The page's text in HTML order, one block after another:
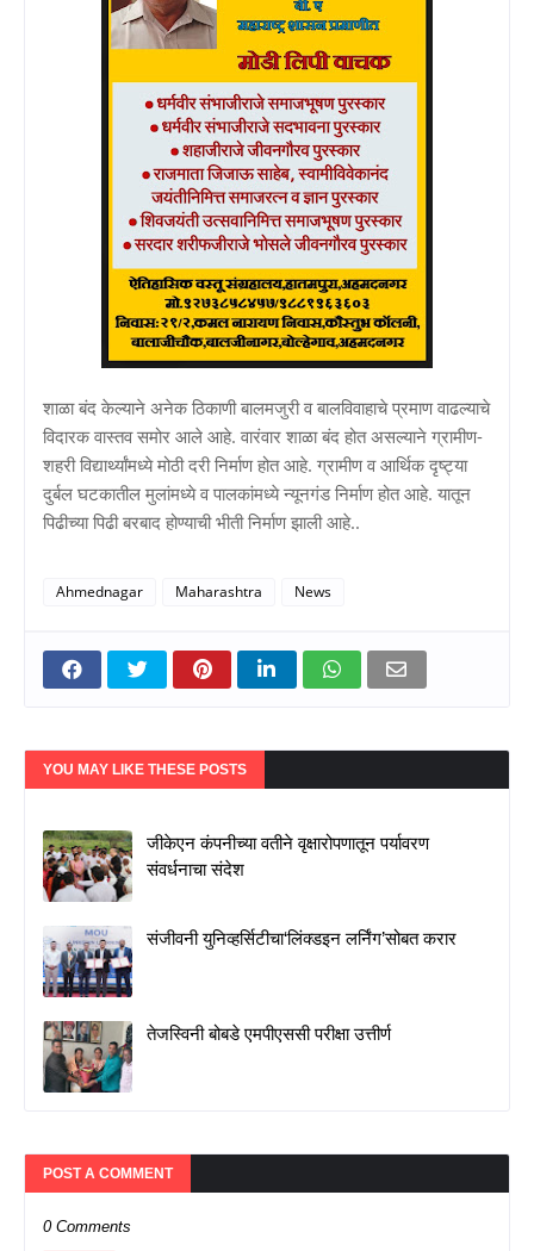
शाळा बंद केल्याने अनेक ठिकाणी बालमजुरी व बालविवाहाचे प्रमाण वाढल्याचे
विदारक वास्तव समोर आले आहे. वारंवार शाळा बंद होत असल्याने ग्रामीण-
शहरी विद्यार्थ्यांमध्ये मोठी दरी निर्माण होत आहे. ग्रामीण व आर्थिक दृष्ट्या
दुर्बल घटकातील मुलांमध्ये व पालकांमध्ये न्यूनगंड निर्माण होत आहे. यातून
पिढीच्या पिढी बरबाद होण्याची भीती निर्माण झाली आहे..
Ahmednagar Maharashtra News
YOU MAY LIKE THESE POSTS
जीकेएन कंपनीच्या वतीने वृक्षारोपणातून पर्यावरण
संवर्धनाचा संदेश
संजीवनी युनिव्हर्सिटीचा‘लिंक्डइन लर्निंग’सोबत करार
तेजस्विनी बोबडे एमपीएससी परीक्षा उत्तीर्ण
POST A COMMENT
0 Comments